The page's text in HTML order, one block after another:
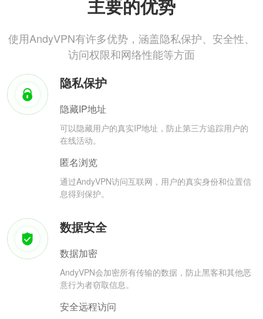
主要的优势
使用AndyVPN有许多优势，涵盖隐私保护、安全性、
访问权限和网络性能等方面
隐私保护
隐藏IP地址
可以隐藏用户的真实IP地址，防止第三方追踪用户的
在线活动。
匿名浏览
通过AndyVPN访问互联网，用户的真实身份和位置信
息得到保护。
数据安全
数据加密
AndyVPN会加密所有传输的数据，防止黑客和其他恶
意行为者窃取信息。
安全远程访问